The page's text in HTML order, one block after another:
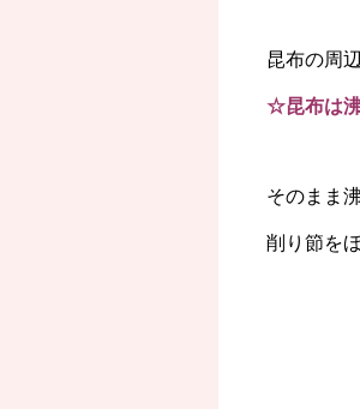
昆布の周
☆昆布は沸
そのまま
削り節を